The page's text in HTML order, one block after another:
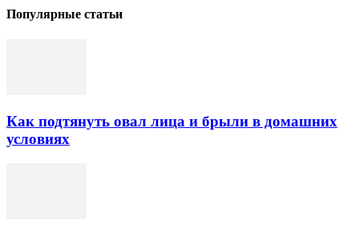
Популярные статьи
Как подтянуть овал лица и брыли в домашних
условиях